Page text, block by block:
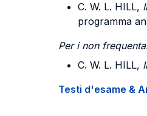
C. W. L. HILL,
programma
Per i non
C. W. L. HILL,
Testi d'esame &